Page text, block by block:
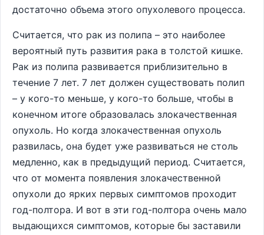
достаточно объема этого опухолевого процесса.
Считается, что рак из полипа – это наиболее
вероятный путь развития рака в толстой кишке.
Рак из полипа развивается приблизительно в
течение 7 лет. 7 лет должен существовать полип
– у кого-то меньше, у кого-то больше, чтобы в
конечном итоге образовалась злокачественная
опухоль. Но когда злокачественная опухоль
развилась, она будет уже развиваться не столь
медленно, как в предыдущий период. Считается,
что от момента появления злокачественной
опухоли до ярких первых симптомов проходит
год-полтора. И вот в эти год-полтора очень мало
выдающихся симптомов, которые бы заставили